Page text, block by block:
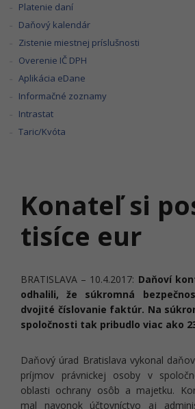
Platenie daní
Daňový kalendár
Zistenie miestnej príslušnosti
Overenie IČ DPH
Aplikácia eDane
Informačné zoznamy
Intrastat
Taric/Kvóta
Konateľ si
tisíce eur
BRATISLAVA – 10.4.2017: Daňoví
odhalili, že súkromná
dvojité číslovanie faktúr. Na
spoločnosti tak pribudlo viac ako
Daňový úrad Bratislava vykonal
príjmov právnickej osoby v
oblasti ochrany osôb a majetku.
mal navonok účtovníctvo aj